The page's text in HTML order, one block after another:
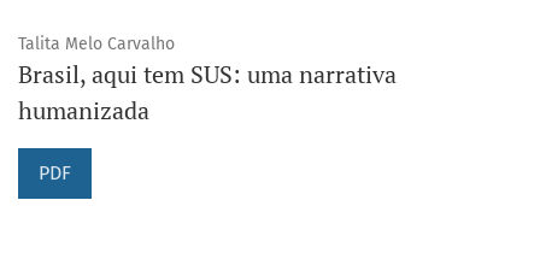
Talita Melo Carvalho
Brasil, aqui tem SUS: uma narrativa
humanizada
PDF